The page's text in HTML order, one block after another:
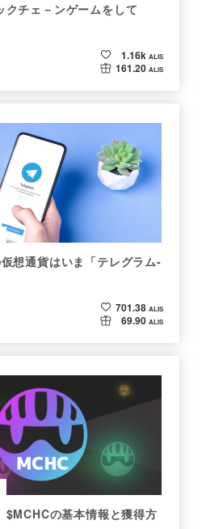
クチェ－ンゲームをして
1.16k ALIS
161.20 ALIS
仮想通貨はいま「テレグラム-
701.38 ALIS
69.90 ALIS
$MCHCの基本情報と獲得方